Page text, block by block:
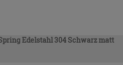
Edelstahl 304 Schwarz matt